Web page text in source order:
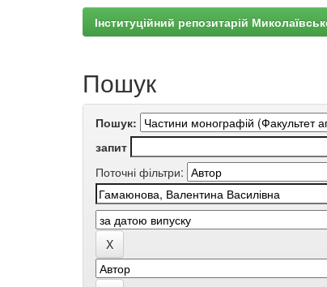
Інституційний репозитарій
Пошук
Пошук:
запит
Поточні фільтри: